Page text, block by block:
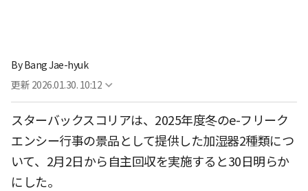
ByBang Jae-hyuk
更新 2026.01.30. 10:12
スターバックスコリアは、2025年度冬のe-フリーク
エンシー行事の景品として提供した加湿器2種類につ
いて、2月2日から自主回収を実施すると30日明らか
にした。